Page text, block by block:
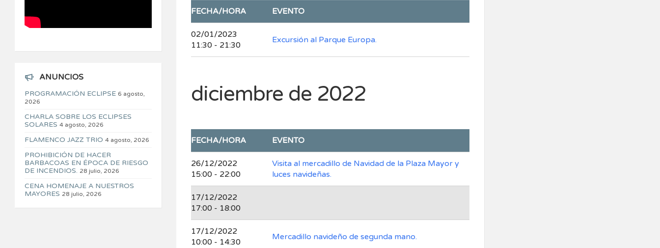
FECHA/HORA EVENTO
02/01/2023
11:30 - 21:30
Excursión al Parque Europa.
diciembre de 2022
FECHA/HORA EVENTO
26/12/2022
15:00 - 22:00
Visita al mercadillo de Navidad de la Plaza Mayor y
luces navideñas.
17/12/2022
17:00 - 18:00
17/12/2022
10:00 - 14:30
Mercadillo navideño de segunda mano.
ANUNCIOS
PROGRAMACIÓN ECLIPSE 6 agosto,
2026
CHARLA SOBRE LOS ECLIPSES
SOLARES 4 agosto, 2026
FLAMENCO JAZZ TRIO 4 agosto, 2026
PROHIBICIÓN DE HACER
BARBACOAS EN ÉPOCA DE RIESGO
DE INCENDIOS. 28 julio, 2026
CENA HOMENAJE A NUESTROS
MAYORES 28 julio, 2026